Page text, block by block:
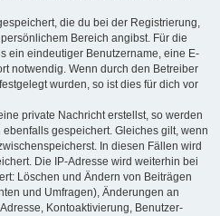
die du bei der Registrierung,
Bereich angibst. Für die
ein eindeutiger Benutzername, eine E-
notwendig. Wenn durch den Betreiber
wurden, so ist dies für dich vor
private Nachricht erstellst, so werden
gespeichert. Gleiches gilt, wenn
In diesen Fällen wird
Die IP-Adresse wird weiterhin bei
Löschen und Ändern von Beiträgen
und Umfragen), Änderungen an
Kontoaktivierung, Benutzer-